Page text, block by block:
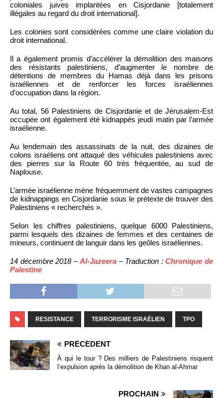
coloniales juives implantées en Cisjordanie [totalement
illégales au regard du droit international].
Les colonies sont considérées comme une claire violation du
droit international.
Il a également promis d’accélérer la démolition des maisons
des résistants palestiniens, d’augmenter le nombre de
détentions de membres du Hamas déjà dans les prisons
israéliennes et de renforcer les forces israéliennes
d’occupation dans la région.
Au total, 56 Palestiniens de Cisjordanie et de Jérusalem-Est
occupée ont également été kidnappés jeudi matin par l’armée
israélienne.
Au lendemain des assassinats de la nuit, des dizaines de
colons israéliens ont attaqué des véhicules palestiniens avec
des pierres sur la Route 60 très fréquentée, au sud de
Naplouse.
L’armée israélienne mène fréquemment de vastes campagnes
de kidnappings en Cisjordanie sous le prétexte de trouver des
Palestiniens « recherchés ».
Selon les chiffres palestiniens, quelque 6000 Palestiniens,
parmi lesquels des dizaines de femmes et des centaines de
mineurs, continuent de languir dans les geôles israéliennes.
14 décembre 2018 –Al-Jazeera – Traduction :Chronique de
Palestine
RESISTANCE TERRORISME ISRAÉLIEN TPO
PRÉCÉDENT
À qui le tour ? Des milliers de Palestiniens risquent
l’expulsion après la démolition de Khan al-Ahmar
PROCHAIN